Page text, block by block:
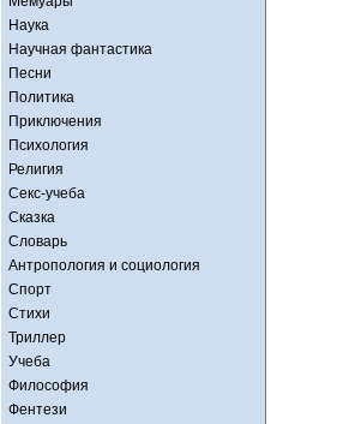
Наука
Научная фантастика
Песни
Политика
Приключения
Психология
Религия
Секс-учеба
Сказка
Словарь
Антропология и социология
Спорт
Стихи
Триллер
Учеба
Философия
Фентези